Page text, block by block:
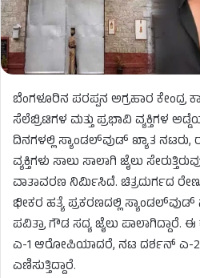
ಬೆಂಗಳೂರಿನ ಪರಪ್ಪನ ಅಗ್ರಹಾರ ಕೇಂದ್ರ
ಸೆಲೆಬ್ರಿಟಿಗಳ ಮತ್ತು ಪ್ರಭಾವಿ ವ್ಯಕ್ತಿಗಳ
ದಿನಗಳಲ್ಲಿ ಸ್ಯಾಂಡಲ್‌ವುಡ್ ಖ್ಯಾತ ನಟರು,
ವ್ಯಕ್ತಿಗಳು ಸಾಲು ಸಾಲಾಗಿ ಜೈಲು
ವಾತಾವರಣ ನಿರ್ಮಿಸಿದೆ. ಚಿತ್ರದುರ್ಗದ
ಭೀಕರ ಹತ್ಯೆ ಪ್ರಕರಣದಲ್ಲಿ
ಪವಿತ್ರಾ ಗೌಡ ಸದ್ಯ ಜೈಲು ಪಾಲಾಗಿದ್ದಾರೆ.
ಎ-1 ಆರೋಪಿಯಾದರೆ, ನಟ ದರ್ಶನ್ ಎ-
ಎಣಿಸುತ್ತಿದ್ದಾರೆ.